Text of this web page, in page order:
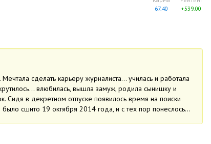
+539.00
67.40
сделать карьеру журналиста… училась и работала
влюбилась, вышла замуж, родила сынишку и
Сидя в декретном отпуске появилось время на поиски
сшито 19 октября 2014 года, и с тех пор понеслось…